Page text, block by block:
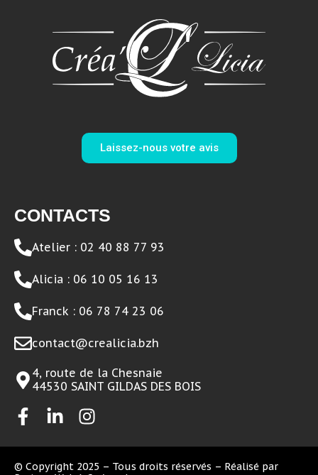
Laissez-nous votre avis
CONTACTS
Atelier : 02 40 88 77 93
Alicia : 06 10 05 16 13
Franck : 06 78 74 23 06
contact@crealicia.bzh
4, route de la Chesnaie
44530 SAINT GILDAS DES BOIS
© Copyright 2025 – Tous droits réservés – Réalisé par